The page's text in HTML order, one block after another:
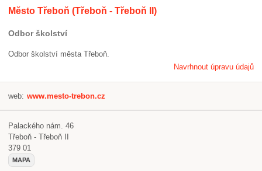
Město Třeboň (Třeboň - Třeboň II)
Odbor školství
Odbor školství města Třeboň.
Navrhnout úpravu údajů
web: www.mesto-trebon.cz
Palackého nám. 46
Třeboň - Třeboň II
379 01
MAPA